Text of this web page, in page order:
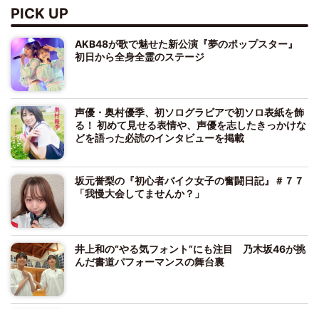
PICK UP
AKB48が歌で魅せた新公演『夢のポップスター』
初日から全身全霊のステージ
声優・奥村優季、初ソログラビアで初ソロ表紙を飾
る！ 初めて見せる表情や、声優を志したきっかけな
どを語った必読のインタビューを掲載
坂元誉梨の『初心者バイク女子の奮闘日記』＃７７
「我慢大会してませんか？」
井上和の“やる気フォント”にも注目 乃木坂46が挑
んだ書道パフォーマンスの舞台裏